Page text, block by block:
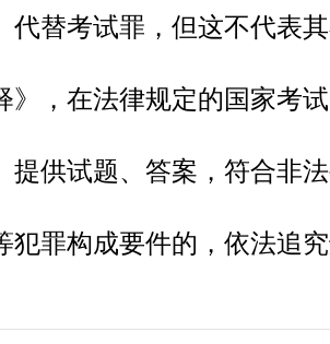
代替考试罪，但这不代表
》，在法律规定的国家考
提供试题、答案，符合非
犯罪构成要件的，依法追